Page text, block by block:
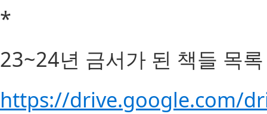
*
23~24년 금서가 된 책들 목
https://drive.google.com/